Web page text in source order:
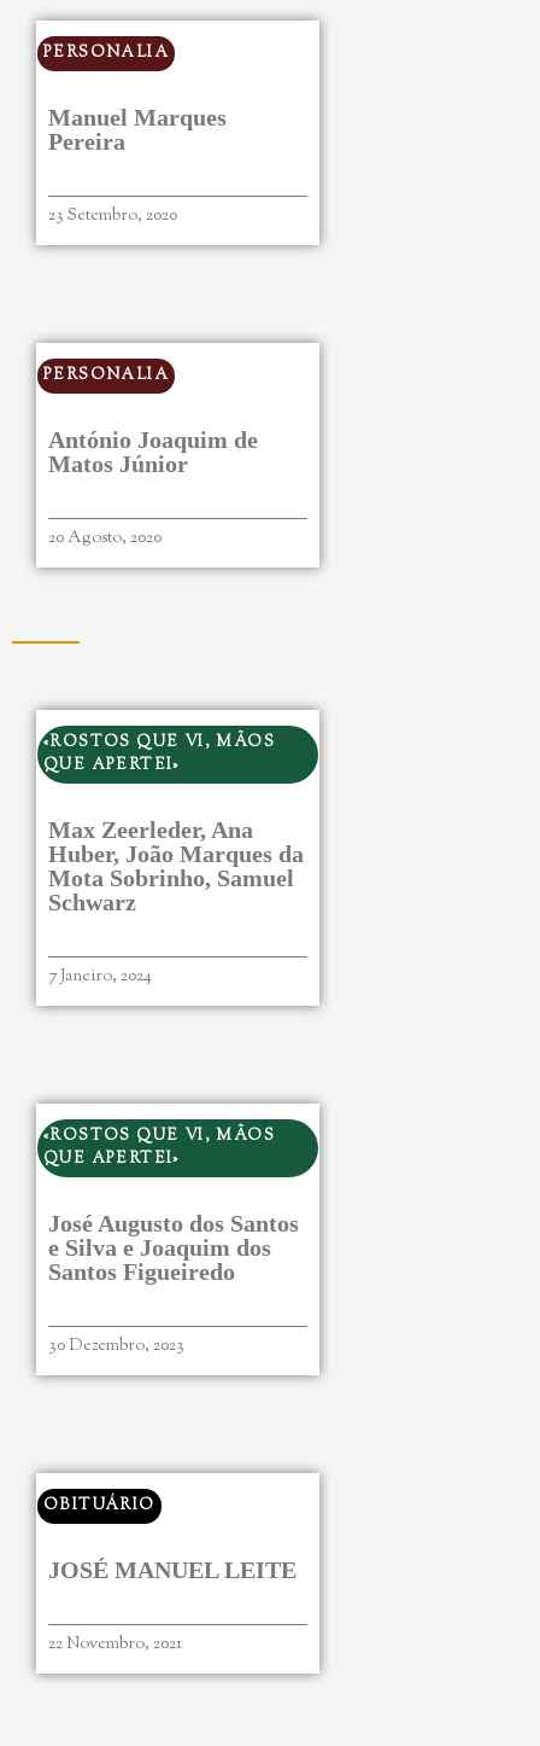
PERSONALIA
Manuel Marques
Pereira
23 Setembro, 2020
PERSONALIA
António Joaquim de
Matos Júnior
20 Agosto, 2020
«ROSTOS QUE VI, MÃOS
QUE APERTEI»
Max Zeerleder, Ana
Huber, João Marques da
Mota Sobrinho, Samuel
Schwarz
7 Janeiro, 2024
«ROSTOS QUE VI, MÃOS
QUE APERTEI»
José Augusto dos Santos
e Silva e Joaquim dos
Santos Figueiredo
30 Dezembro, 2023
OBITUÁRIO
JOSÉ MANUEL LEITE
22 Novembro, 2021